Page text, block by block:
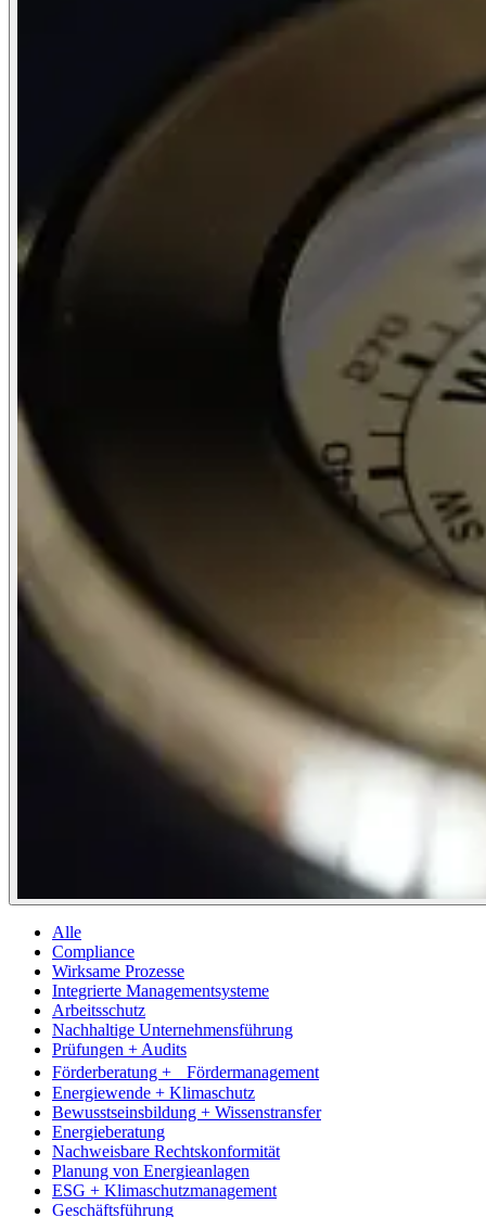
Alle
Compliance
Wirksame Prozesse
Integrierte Managementsysteme
Arbeitsschutz
Nachhaltige Unternehmensführung
Prüfungen + Audits
Förderberatung + Fördermanagement
Energiewende + Klimaschutz
Bewusstseinsbildung + Wissenstransfer
Energieberatung
Nachweisbare Rechtskonformität
Planung von Energieanlagen
ESG + Klimaschutzmanagement
Geschäftsführung